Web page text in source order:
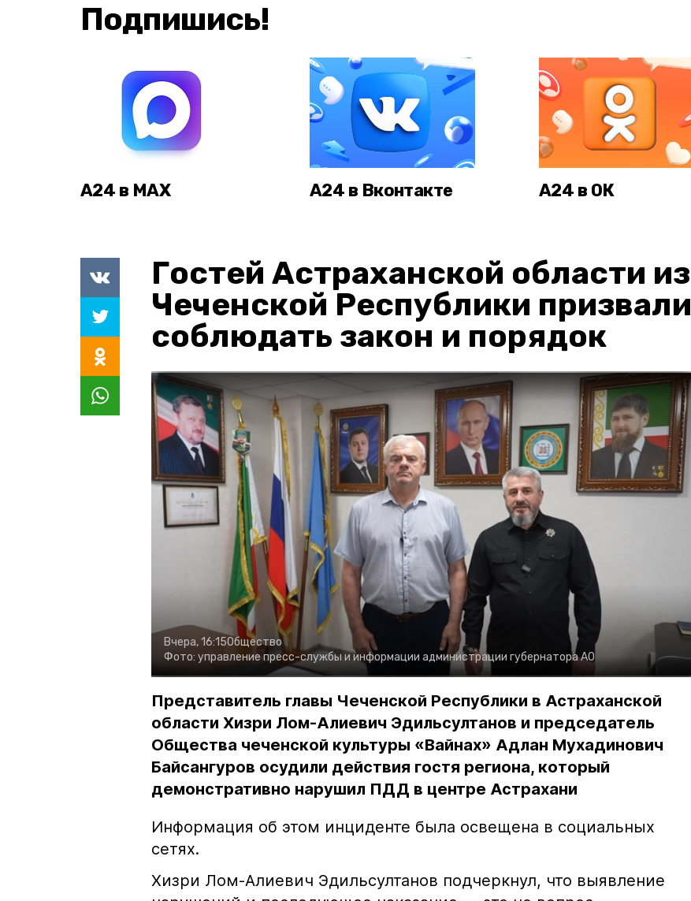
Подпишись!
А24 в MAX А24 в Вконтакте А24 в ОК
Гостей Астраханской области из
Чеченской Республики призвали
соблюдать закон и порядок
Вчера, 16:15Общество
Фото: управление пресс-службы и информации администрации губернатора АО
Представитель главы Чеченской Республики в Астраханской
области Хизри Лом-Алиевич Эдильсултанов и председатель
Общества чеченской культуры «Вайнах» Адлан Мухадинович
Байсангуров осудили действия гостя региона, который
демонстративно нарушил ПДД в центре Астрахани
Информация об этом инциденте была освещена в социальных
сетях.
Хизри Лом-Алиевич Эдильсултанов подчеркнул, что выявление